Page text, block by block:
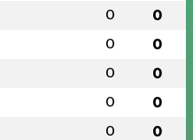
0 0
0 0
0 0
0 0
0 0